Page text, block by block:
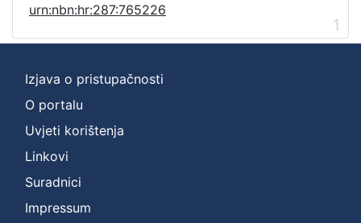
urn:nbn:hr:287:765226
1
Izjava o pristupačnosti
O portalu
Uvjeti korištenja
Linkovi
Suradnici
Impressum